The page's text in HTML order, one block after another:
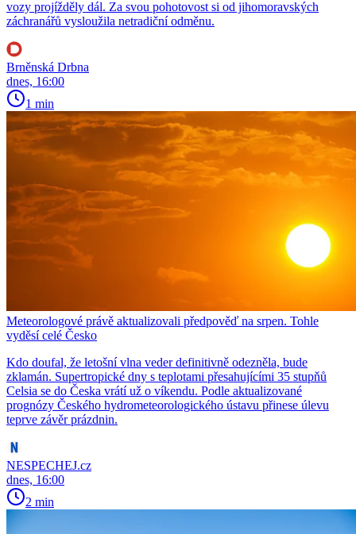
vozy projížděly dál. Za svou pohotovost si od jihomoravských
záchranářů vysloužila netradiční odměnu.
Brněnská Drbna
dnes, 16:00
1 min
Meteorologové právě aktualizovali předpověď na srpen. Tohle
vyděsí celé Česko
Kdo doufal, že letošní vlna veder definitivně odezněla, bude
zklamán. Supertropické dny s teplotami přesahujícími 35 stupňů
Celsia se do Česka vrátí už o víkendu. Podle aktualizované
prognózy Českého hydrometeorologického ústavu přinese úlevu
teprve závěr prázdnin.
NESPECHEJ.cz
dnes, 16:00
2 min